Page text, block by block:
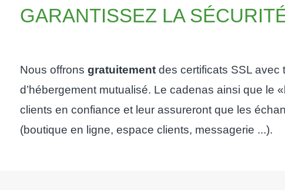
GARANTISSEZ LA
Nous offrons gratuitementdes certificats SSL avec
d’hébergement mutualisé. Le cadenas ainsi que le
clients en confiance et leur assureront que les
(boutique en ligne, espace clients, messagerie ...).